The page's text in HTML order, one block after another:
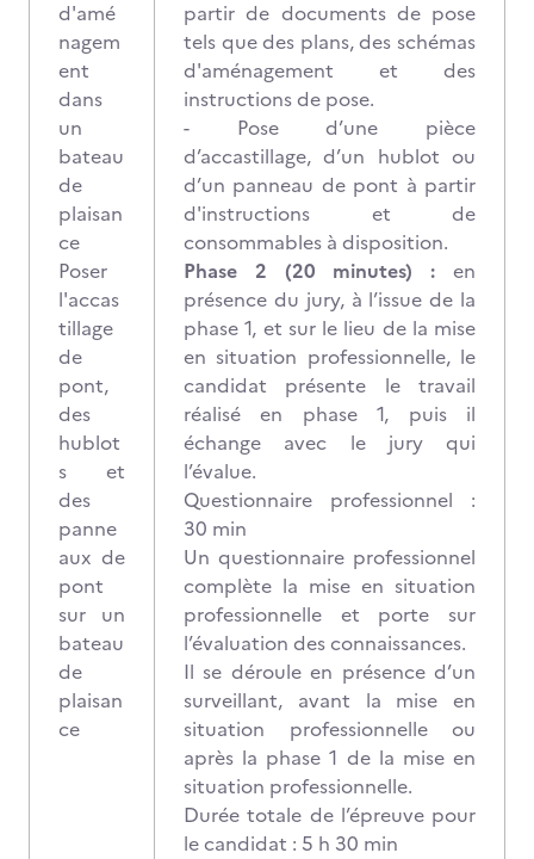
d'amé
nagem
ent
dans
un
bateau
de
plaisan
ce
Poser
l'accas
tillage
de
pont,
des
hublot
s et
des
panne
aux de
pont
sur un
bateau
de
plaisan
ce
partir de documents de pose
tels que des plans, des schémas
d'aménagement et des
instructions de pose.
- Pose d’une pièce
d’accastillage, d’un hublot ou
d’un panneau de pont à partir
d'instructions et de
consommables à disposition.
Phase 2 (20 minutes) : en
présence du jury, à l’issue de la
phase 1, et sur le lieu de la mise
en situation professionnelle, le
candidat présente le travail
réalisé en phase 1, puis il
échange avec le jury qui
l’évalue.
Questionnaire professionnel :
30 min
Un questionnaire professionnel
complète la mise en situation
professionnelle et porte sur
l’évaluation des connaissances.
Il se déroule en présence d’un
surveillant, avant la mise en
situation professionnelle ou
après la phase 1 de la mise en
situation professionnelle.
Durée totale de l’épreuve pour
le candidat : 5 h 30 min